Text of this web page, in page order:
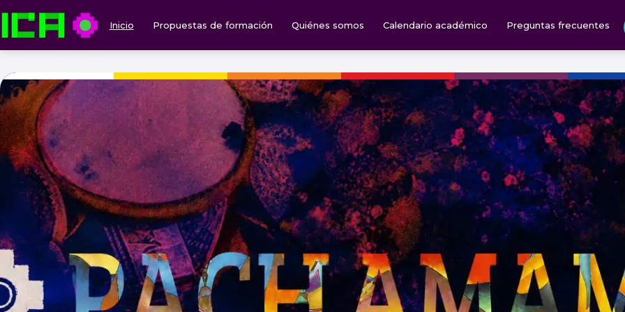
ICA — Instituto de Culturas Aborígenes
Inicio Propuestas de formación Quiénes somos Calendario académico Preguntas frecuentes